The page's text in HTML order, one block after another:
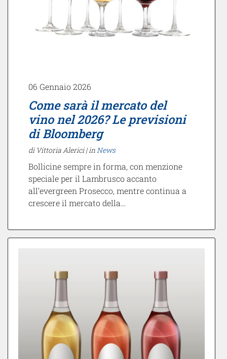
06 Gennaio 2026
Come sarà il mercato del
vino nel 2026? Le previsioni
di Bloomberg
di Vittoria Alerici | in News
Bollicine sempre in forma, con menzione
speciale per il Lambrusco accanto
all’evergreen Prosecco, mentre continua a
crescere il mercato della…